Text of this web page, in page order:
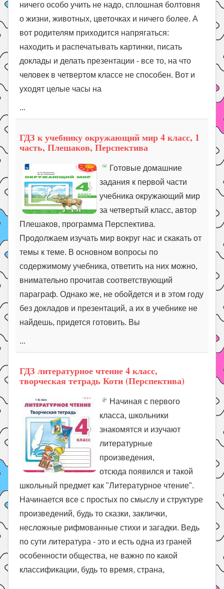
ничего особо учить не надо, сплошная болтовня
о жизни, животных, цветочках и ничего более. А
вот родителям приходится напрягаться:
находить и распечатывать картинки, писать
доклады и делать презентации - все то, на что
человек в четвертом классе не способен. Вот и
уходят целые часы на
...
ГДЗ к учебнику окружающий мир 4 класс, 1
часть, Плешаков, Перспектива
Готовые домашние
задания к первой части
учебника окружающий мир
за четвертый класс, автор
Плешаков, программа Перспектива.
Продолжаем изучать мир вокруг нас и скакать от
темы к теме. В основном вопросы по
содержимому учебника, ответить на них можно,
внимательно прочитав соответствующий
параграф. Однако же, не обойдется и в этом году
без докладов и презентаций, а их в учебнике не
найдешь, придется готовить. Вы
...
ГДЗ литературное чтение 4 класс,
творческая тетрадь Коти (Перспектива)
Начиная с первого
класса, школьники
знакомятся и изучают
литературные
произведения,
отсюда появился и такой
школьный предмет как "Литературное чтение".
Начинается все с простых по смыслу и структуре
произведений, будь то сказки, заклички,
несложные рифмованные стихи и загадки. Ведь
по сути литература - это и есть одна из граней
особенности общества, не важно по какой
классификации, будь то время, страна,